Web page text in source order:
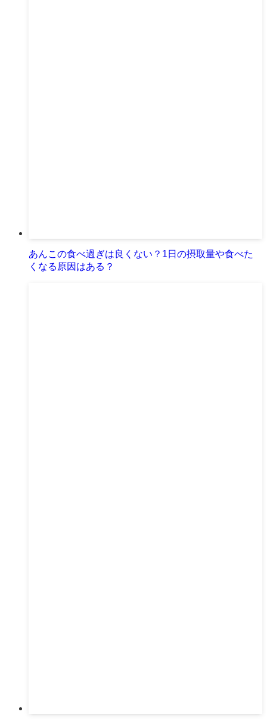
あんこの食べ過ぎは良くない？1日の摂取量や食べた
くなる原因はある？